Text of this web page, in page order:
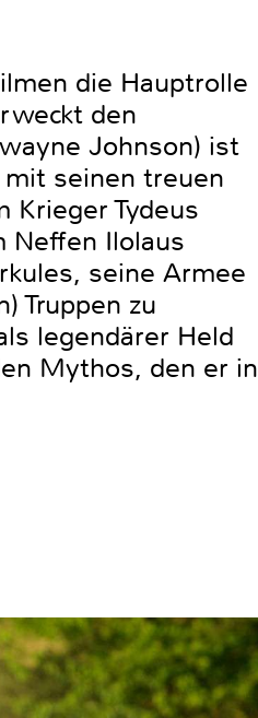
die Hauptrolle
den
Johnson) ist
mit seinen treuen
Krieger Tydeus
Neffen Ilolaus
seine Armee
Truppen zu
legendärer Held
Mythos, den er in